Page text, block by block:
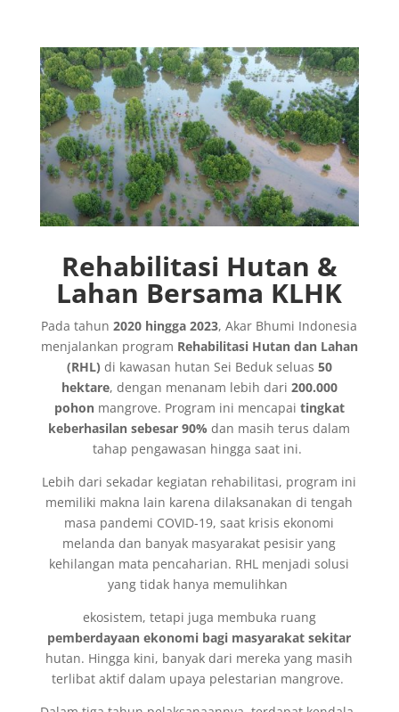
Rehabilitasi Hutan &
Lahan Bersama KLHK
Pada tahun2020 hingga 2023, Akar Bhumi Indonesia
menjalankan program Rehabilitasi Hutan dan Lahan
(RHL) di kawasan hutan Sei Beduk seluas 50
hektare, dengan menanam lebih dari 200.000
pohon mangrove. Program ini mencapai tingkat
keberhasilan sebesar 90%dan masih terus dalam
tahap pengawasan hingga saat ini.
Lebih dari sekadar kegiatan rehabilitasi, program ini
memiliki makna lain karena dilaksanakan di tengah
masa pandemi COVID-19, saat krisis ekonomi
melanda dan banyak masyarakat pesisir yang
kehilangan mata pencaharian. RHL menjadi solusi
yang tidak hanya memulihkan
ekosistem, tetapi juga membuka ruang
pemberdayaan ekonomi bagi masyarakat sekitar
hutan. Hingga kini, banyak dari mereka yang masih
terlibat aktif dalam upaya pelestarian mangrove.